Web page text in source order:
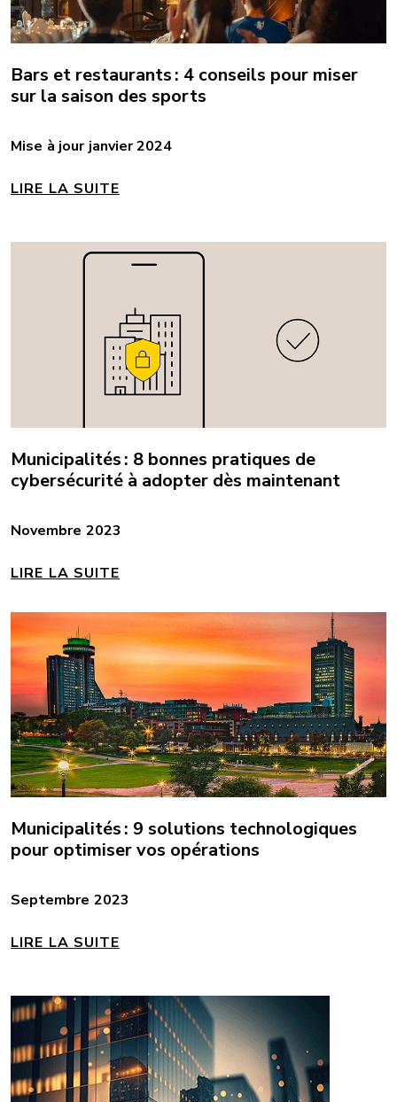
Bars et restaurants : 4 conseils pour miser
sur la saison des sports
Mise à jour janvier 2024
LIRE LA SUITE
Municipalités : 8 bonnes pratiques de
cybersécurité à adopter dès maintenant
Novembre 2023
LIRE LA SUITE
Municipalités : 9 solutions technologiques
pour optimiser vos opérations
Septembre 2023
LIRE LA SUITE